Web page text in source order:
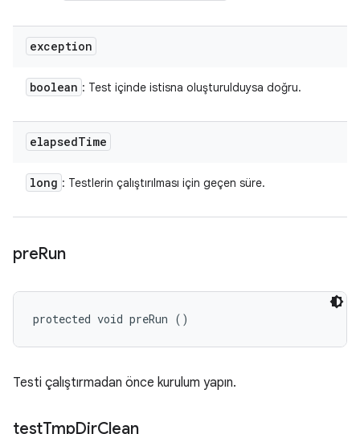
exception
boolean : Test içinde istisna oluşturulduysa doğru.
elapsedTime
long : Testlerin çalıştırılması için geçen süre.
preRun
protected void preRun ()
Testi çalıştırmadan önce kurulum yapın.
testTmpDirClean